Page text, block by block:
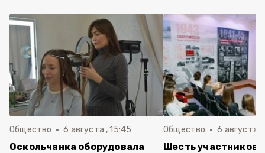
Общество 6 августа , 15:45
Оскольчанка оборудовала
Общество 6 августа ,
Шесть участников